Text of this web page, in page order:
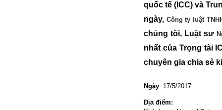
quốc tế (ICC) và
ngày, Công ty luật
chúng tôi, Luật sư
nhất của Trọng tài
chuyên gia chia sẻ
Ngày: 17/5/2017
Địa điểm: